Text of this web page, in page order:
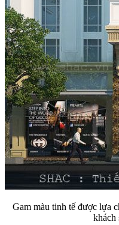
Gam màu tinh tế được lựa
khách